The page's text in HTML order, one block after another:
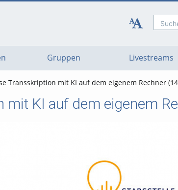
Gruppen Livestreams
Transskription mit KI auf dem eigenem Rechner
mit KI auf dem eigenem